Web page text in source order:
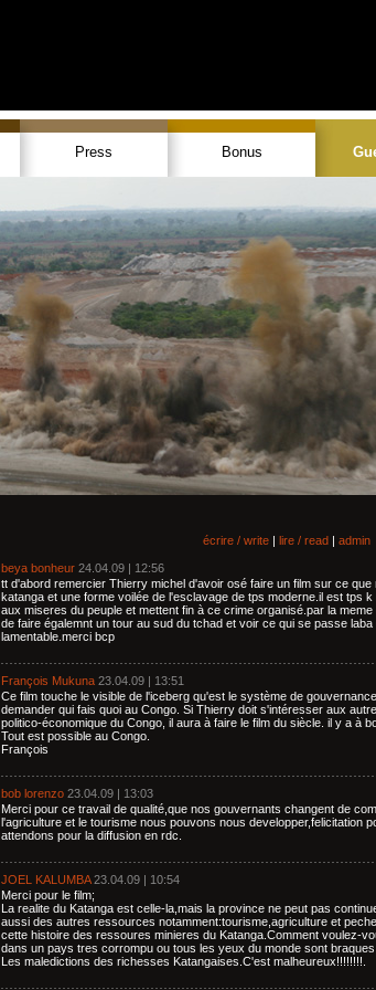
Press Bonus
écrire / write | lire / read | admin
beya bonheur 24.04.09 | 12:56
tt d'abord remercier Thierry michel d'avoir osé faire un film sur ce que
katanga et une forme voilée de l'esclavage de tps moderne.il est tps
aux miseres du peuple et mettent fin à ce crime organisé.par la
de faire égalemnt un tour au sud du tchad et voir ce qui se passe
lamentable.merci bcp
François Mukuna 23.04.09 | 13:51
Ce film touche le visible de l'iceberg qu'est le système de
demander qui fais quoi au Congo. Si Thierry doit s'intéresser aux
politico-économique du Congo, il aura à faire le film du siècle. il y a à
Tout est possible au Congo.
François
bob lorenzo 23.04.09 | 13:03
Merci pour ce travail de qualité,que nos gouvernants changent de
l'agriculture et le tourisme nous pouvons nous developper,felicitation
attendons pour la diffusion en rdc.
JOEL KALUMBA 23.04.09 | 10:54
Merci pour le film;
La realite du Katanga est celle-la,mais la province ne peut pas
aussi des autres ressources notamment:tourisme,agriculture et
cette histoire des ressoures minieres du Katanga.Comment voulez-
dans un pays tres corrompu ou tous les yeux du monde sont braques
Les maledictions des richesses Katangaises.C'est malheureux!!!!!!!!.